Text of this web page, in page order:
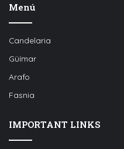
Menú
Candelaria
Güímar
Arafo
Fasnia
IMPORTANT LINKS